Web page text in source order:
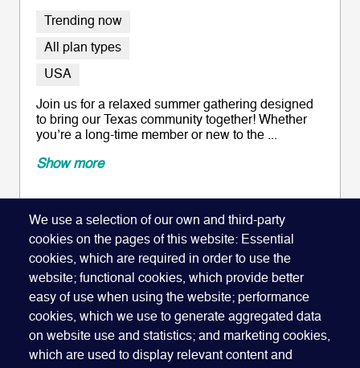
Trending now
All plan types
USA
Join us for a relaxed summer gathering designed
to bring our Texas community together! Whether
you’re a long-time member or new to the ...
Show more
We use a selection of our own and third-party
cookies on the pages of this website: Essential
cookies, which are required in order to use the
website; functional cookies, which provide better
easy of use when using the website; performance
cookies, which we use to generate aggregated data
on website use and statistics; and marketing cookies,
which are used to display relevant content and